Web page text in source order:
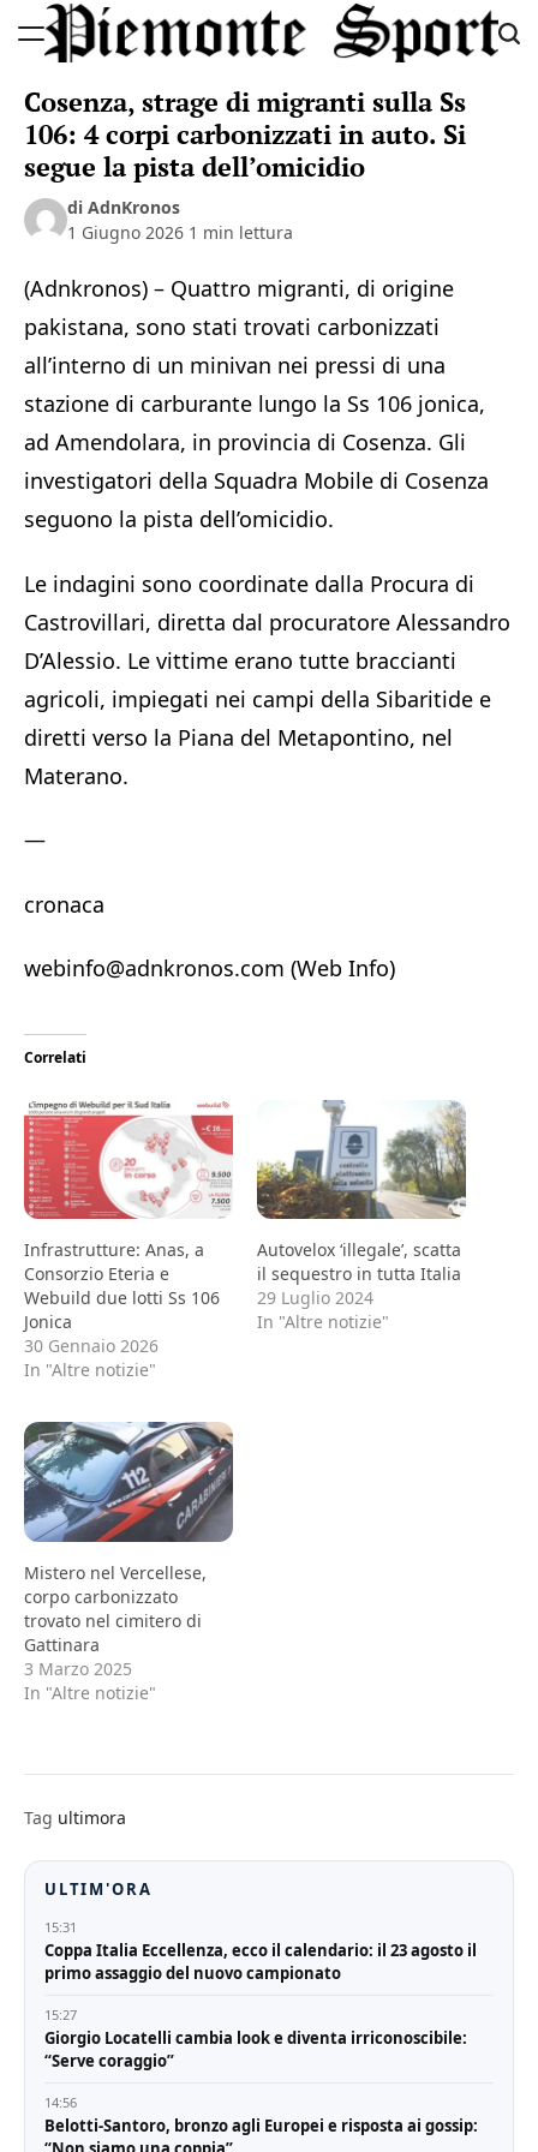
to
Sport
Cosenza, strage di migranti sulla Ss
106: 4 corpi carbonizzati in auto. Si
segue la pista dell’omicidio
di AdnKronos
1 Giugno 2026 1 min lettura
(Adnkronos) – Quattro migranti, di origine
pakistana, sono stati trovati carbonizzati
all’interno di un minivan nei pressi di una
stazione di carburante lungo la Ss 106 jonica,
ad Amendolara, in provincia di Cosenza. Gli
investigatori della Squadra Mobile di Cosenza
seguono la pista dell’omicidio.
Le indagini sono coordinate dalla Procura di
Castrovillari, diretta dal procuratore Alessandro
D’Alessio. Le vittime erano tutte braccianti
agricoli, impiegati nei campi della Sibaritide e
diretti verso la Piana del Metapontino, nel
Materano.
—
cronaca
webinfo@adnkronos.com (Web Info)
Correlati
Infrastrutture: Anas, a
Consorzio Eteria e
Webuild due lotti Ss 106
Jonica
30 Gennaio 2026
In "Altre notizie"
Autovelox ‘illegale’, scatta
il sequestro in tutta Italia
29 Luglio 2024
In "Altre notizie"
Mistero nel Vercellese,
corpo carbonizzato
trovato nel cimitero di
Gattinara
3 Marzo 2025
In "Altre notizie"
Tag ultimora
ULTIM'ORA
15:31
Coppa Italia Eccellenza, ecco il calendario: il 23 agosto il
primo assaggio del nuovo campionato
15:27
Giorgio Locatelli cambia look e diventa irriconoscibile:
“Serve coraggio”
14:56
Belotti-Santoro, bronzo agli Europei e risposta ai gossip: